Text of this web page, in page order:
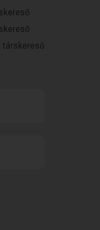
társkereső